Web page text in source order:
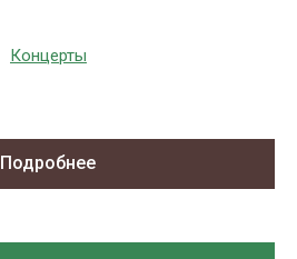
Концерты
Подробнее